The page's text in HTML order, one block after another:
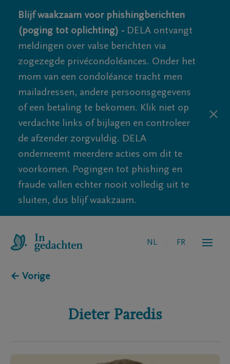
Blijf waakzaam voor phishingberichten
(poging tot oplichting) - DELA ontvangt
meldingen over valse berichten via
zogezegde privécondoléances. Onder het
mom van een condoléance tracht men
mailadressen, andere persoonsgegevens
of een betaling te bekomen. Klik niet op
verdachte links of bijlagen en controleer
de afzender zorgvuldig. DELA
onderneemt meerdere acties om dit te
voorkomen. Pogingen tot phishing en
fraude vallen echter nooit volledig uit te
sluiten, dus blijf waakzaam.
NL FR
← Vorige
Dieter Paredis